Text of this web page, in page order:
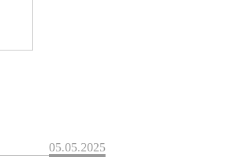
05.05.2025